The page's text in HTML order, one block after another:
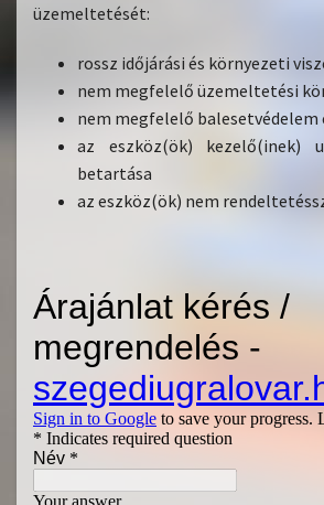
üzemeltetését:
rossz időjárási és környezeti
nem megfelelő üzemeltetési
nem megfelelő balesetvédelem
az eszköz(ök) kezelő(inek)
betartása
az eszköz(ök) nem